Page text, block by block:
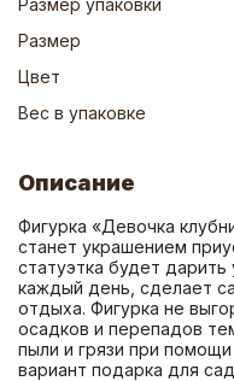
Размер упаковки
Размер
Цвет
Вес в упаковке
Описание
Фигурка «Девочка
станет украшением
статуэтка будет
каждый день, сделает
отдыха. Фигурка не
осадков и перепадов
пыли и грязи при
вариант подарка для